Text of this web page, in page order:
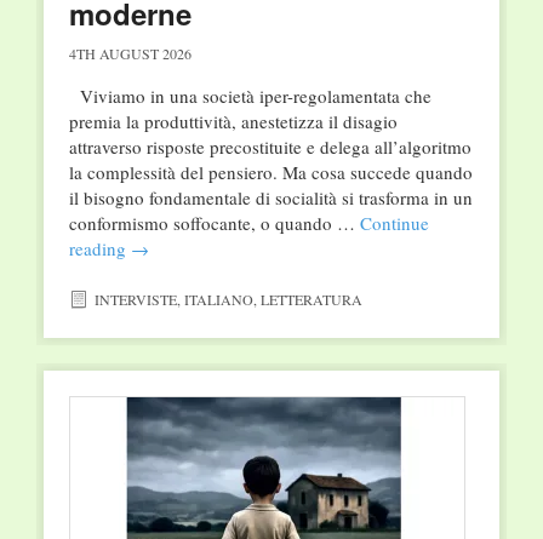
moderne
4TH AUGUST 2026
Viviamo in una società iper-regolamentata che
premia la produttività, anestetizza il disagio
attraverso risposte precostituite e delega all’algoritmo
la complessità del pensiero. Ma cosa succede quando
il bisogno fondamentale di socialità si trasforma in un
conformismo soffocante, o quando … Continue
reading →
INTERVISTE, ITALIANO, LETTERATURA